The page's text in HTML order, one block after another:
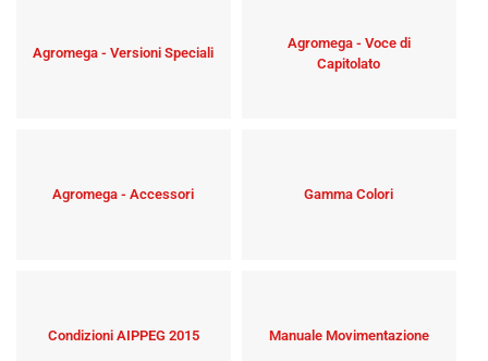
Agromega - Versioni Speciali
Agromega - Voce di
Capitolato
Agromega - Accessori Gamma Colori
Condizioni AIPPEG 2015 Manuale Movimentazione